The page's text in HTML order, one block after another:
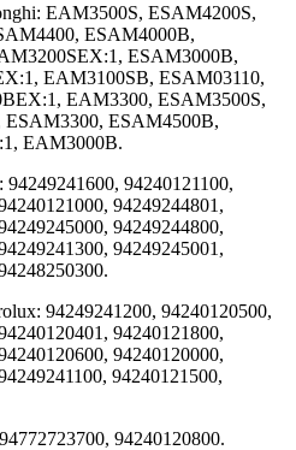
EAM3500S, ESAM4200S,
ESAM4000B,
ESAM3000B,
EAM3100SB, ESAM03110,
EAM3300, ESAM3500S,
ESAM4500B,
EAM3000B.
94240121100,
94249244801,
94249244800,
94249245001,
94249241200, 94240120500,
94240121800,
94240120000,
94240121500,
94240120800.